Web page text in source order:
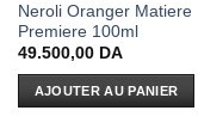
Neroli Oranger Matiere
Premiere 100ml
49.500,00 DA
AJOUTER AU PANIER